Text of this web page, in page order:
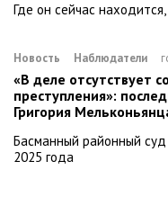
Где он сейчас
Новость Наблюдатели
«В деле отсутствует
преступления»:
Григория
Басманный районный
2025 года